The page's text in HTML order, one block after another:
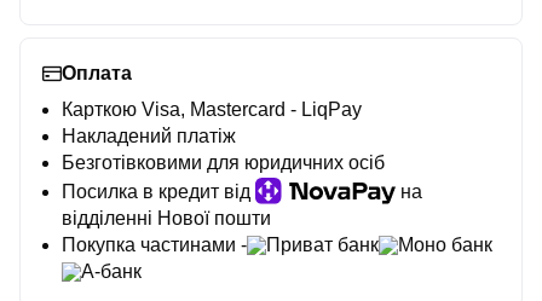
Оплата
Карткою Visa, Mastercard - LiqPay
Накладений платіж
Безготівковими для юридичних осіб
Посилка в кредит від
на
відділенні Нової пошти
Покупка частинами -
Приват банк
Моно банк
А-банк